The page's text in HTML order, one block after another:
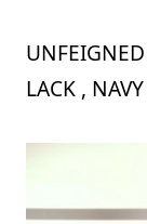
LACK ,